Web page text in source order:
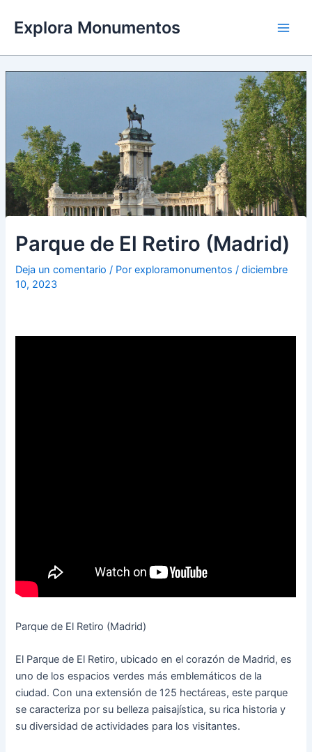
contenido
Explora Monumentos
Parque de El Retiro (Madrid)
Deja un comentario / Porexploramonumentos/diciembre
10, 2023
Parque de El Retiro (Madrid)
El Parque de El Retiro, ubicado en el corazón de Madrid, es
uno de los espacios verdes más emblemáticos de la
ciudad. Con una extensión de 125 hectáreas, este parque
se caracteriza por su belleza paisajística, su rica historia y
su diversidad de actividades para los visitantes.